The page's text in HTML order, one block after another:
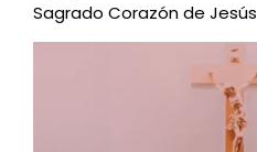
Sagrado Corazón de Jesús